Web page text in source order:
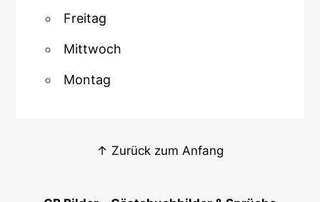
Freitag
Mittwoch
Montag
↑ Zurück zum Anfang